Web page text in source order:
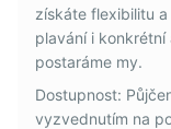
získáte flexibilitu
plavání i
postaráme my.
Dostupnost:
vyzvednutím na